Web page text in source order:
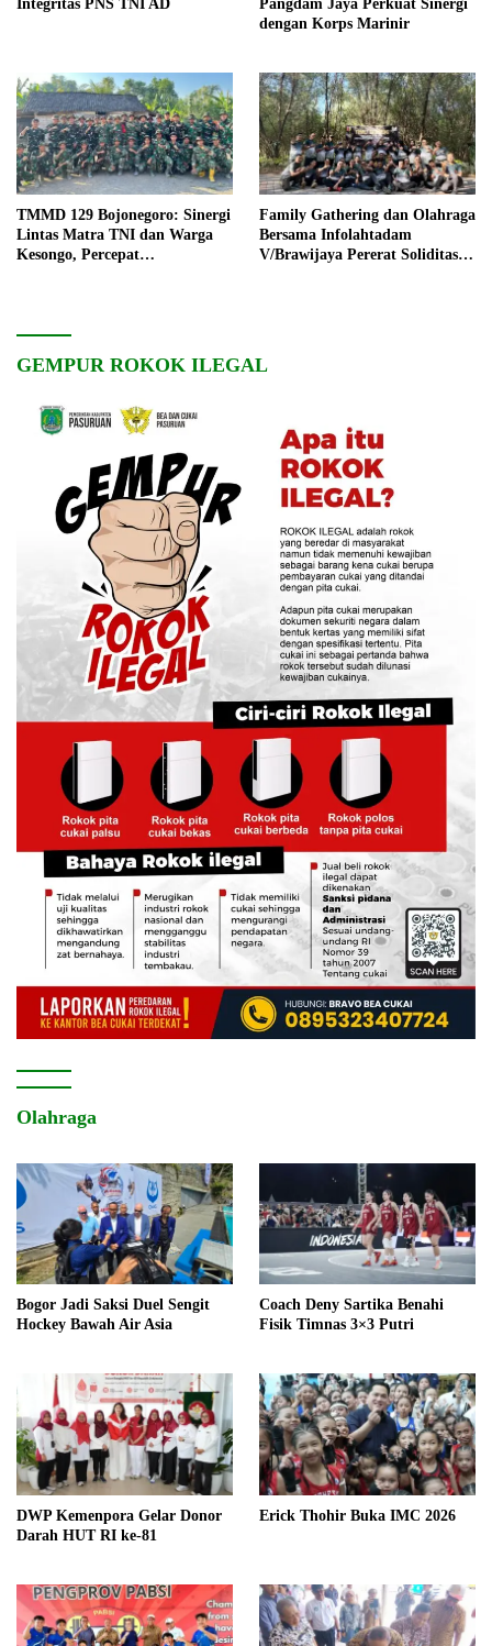
Integritas PNS TNI AD
Pangdam Jaya Perkuat Sinergi
dengan Korps Marinir
TMMD 129 Bojonegoro: Sinergi
Lintas Matra TNI dan Warga
Kesongo, Percepat
Family Gathering dan Olahraga
Bersama Infolahtadam
V/Brawijaya Pererat Soliditas
GEMPUR ROKOK ILEGAL
Olahraga
Bogor Jadi Saksi Duel Sengit
Hockey Bawah Air Asia
Coach Deny Sartika Benahi
Fisik Timnas 3×3 Putri
DWP Kemenpora Gelar Donor
Darah HUT RI ke-81
Erick Thohir Buka IMC 2026